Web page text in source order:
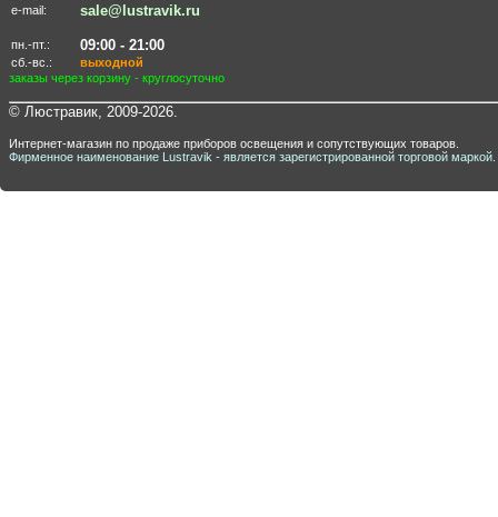
e-mail: sale@lustravik.ru
пн.-пт.: 09:00 - 21:00
сб.-вс.:
выходной
заказы через корзину - круглосуточно
© Люстравик, 2009-2026.
Интернет-магазин по продаже приборов освещения и сопутствующих товаров.
Фирменное наименование Lustravik - является зарегистрированной торговой